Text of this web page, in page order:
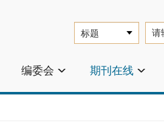
编委会 期刊在线